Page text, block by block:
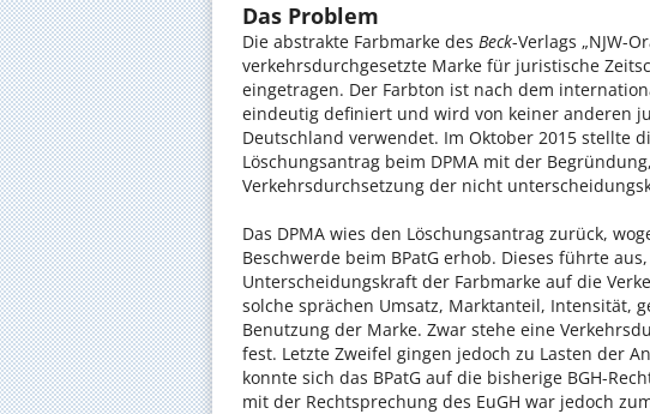
Das Problem
Die abstrakte Farbmarke des Beck-Verlags „NJW-
verkehrsdurchgesetzte Marke für juristische
eingetragen. Der Farbton ist nach dem
eindeutig definiert und wird von keiner anderen
Deutschland verwendet. Im Oktober 2015 stellte
Löschungsantrag beim DPMA mit der
Verkehrsdurchsetzung der nicht
Das DPMA wies den Löschungsantrag zurück,
Beschwerde beim BPatG erhob. Dieses führte
Unterscheidungskraft der Farbmarke auf die
solche sprächen Umsatz, Marktanteil, Intensität,
Benutzung der Marke. Zwar stehe eine
fest. Letzte Zweifel gingen jedoch zu Lasten der
konnte sich das BPatG auf die bisherige BGH-
mit der Rechtsprechung des EuGH war jedoch